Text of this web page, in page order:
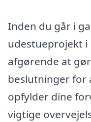
Inden du går i
udestueprojekt
afgørende at
beslutninger for
opfylder dine
vigtige